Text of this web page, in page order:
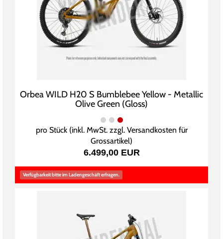
Orbea WILD H20 S Bumblebee Yellow - Metallic
Olive Green (Gloss)
pro Stück (inkl. MwSt. zzgl. Versandkosten für
Grossartikel)
6.499,00 EUR
Verfügbarkeit bitte im Ladengeschäft erfragen.